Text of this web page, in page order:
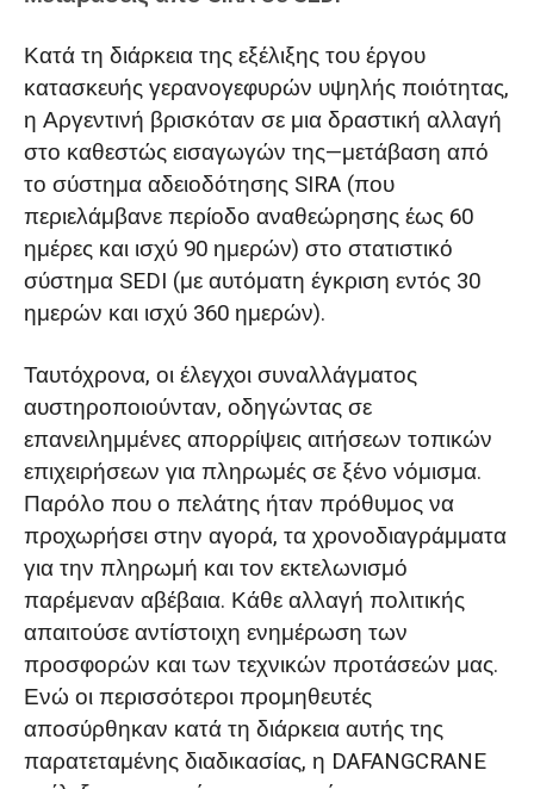
Κατά τη διάρκεια της εξέλιξης του έργου
κατασκευής γερανογεφυρών υψηλής ποιότητας,
η Αργεντινή βρισκόταν σε μια δραστική αλλαγή
στο καθεστώς εισαγωγών της—μετάβαση από
το σύστημα αδειοδότησης SIRA (που
περιελάμβανε περίοδο αναθεώρησης έως 60
ημέρες και ισχύ 90 ημερών) στο στατιστικό
σύστημα SEDI (με αυτόματη έγκριση εντός 30
ημερών και ισχύ 360 ημερών).
Ταυτόχρονα, οι έλεγχοι συναλλάγματος
αυστηροποιούνταν, οδηγώντας σε
επανειλημμένες απορρίψεις αιτήσεων τοπικών
επιχειρήσεων για πληρωμές σε ξένο νόμισμα.
Παρόλο που ο πελάτης ήταν πρόθυμος να
προχωρήσει στην αγορά, τα χρονοδιαγράμματα
για την πληρωμή και τον εκτελωνισμό
παρέμεναν αβέβαια. Κάθε αλλαγή πολιτικής
απαιτούσε αντίστοιχη ενημέρωση των
προσφορών και των τεχνικών προτάσεών μας.
Ενώ οι περισσότεροι προμηθευτές
αποσύρθηκαν κατά τη διάρκεια αυτής της
παρατεταμένης διαδικασίας, η DAFANGCRANE